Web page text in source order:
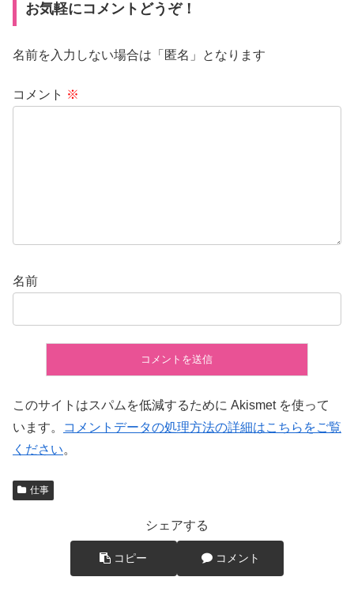
お気軽にコメントどうぞ！
名前を入力しない場合は「匿名」となります
コメント ※
名前
このサイトはスパムを低減するために Akismet を使って
います。
コメントデータの処理方法の詳細はこちらをご覧
ください。
仕事
シェアする
コピー コメント